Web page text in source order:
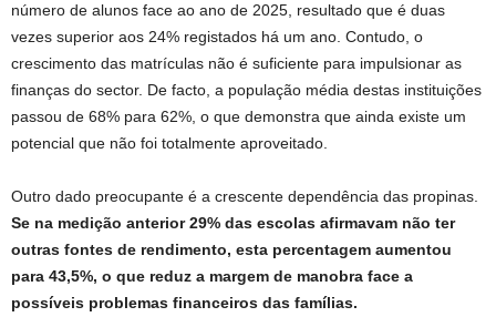
número de alunos face ao ano de 2025, resultado que é duas
vezes superior aos 24% registados há um ano. Contudo, o
crescimento das matrículas não é suficiente para impulsionar as
finanças do sector. De facto, a população média destas instituições
passou de 68% para 62%, o que demonstra que ainda existe um
potencial que não foi totalmente aproveitado.
Outro dado preocupante é a crescente dependência das propinas.
Se na medição anterior 29% das escolas afirmavam não ter
outras fontes de rendimento, esta percentagem aumentou
para 43,5%, o que reduz a margem de manobra face a
possíveis problemas financeiros das famílias.